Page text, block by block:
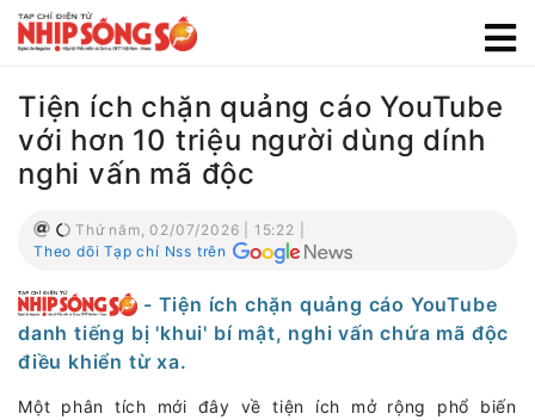
Tiện ích chặn quảng cáo YouTube
với hơn 10 triệu người dùng dính
nghi vấn mã độc
Thứ năm, 02/07/2026 | 15:22 |
Theo dõi Tạp chí Nss trên
- Tiện ích chặn quảng cáo YouTube
danh tiếng bị 'khui' bí mật, nghi vấn chứa mã độc
điều khiển từ xa.
Một phân tích mới đây về tiện ích mở rộng phổ biến